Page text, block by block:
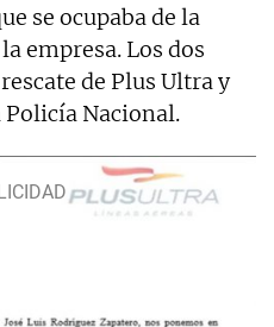
se ocupaba de la
empresa. Los dos
de Plus Ultra y
Nacional.